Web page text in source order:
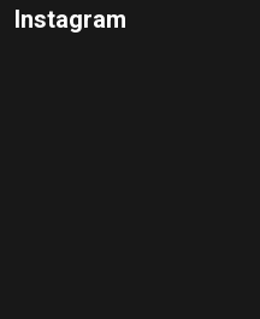
Instagram